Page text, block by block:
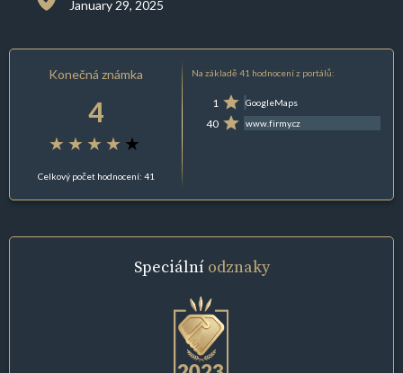
January 29, 2025
Konečná známka
4
Celkový počet hodnocení: 41
Na základě 41 hodnocení z portálů:
1 GoogleMaps
40 www.firmy.cz
Speciální odznaky